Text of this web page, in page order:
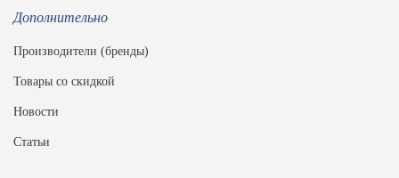
Дополнительно
Производители (бренды)
Товары со скидкой
Новости
Статьи